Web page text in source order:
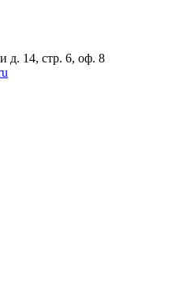
д. 14, стр. 6, оф. 8